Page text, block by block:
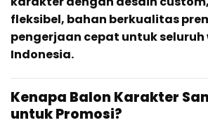
fleksibel, bahan berkualitas
pengerjaan cepat untuk
Indonesia.
Kenapa Balon Karakter
untuk Promosi?